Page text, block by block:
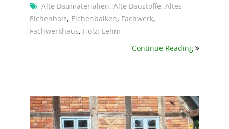
Alte Baumaterialien,Alte Baustoffe,Altes
Eichenholz, Eichenbalken, Fachwerk,
Fachwerkhaus, Holz; Lehm
Continue Reading